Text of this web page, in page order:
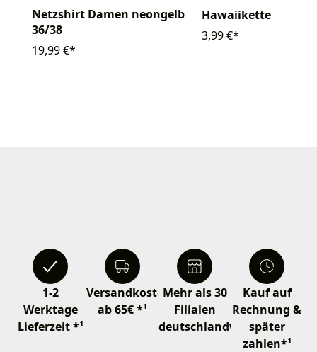
Netzshirt Damen neongelb
36/38
19,99 €*
Hawaiikette
3,99 €*
1-2
Werktage
Lieferzeit *¹
Versandkostenfrei
ab 65€ *¹
Mehr als 30
Filialen
deutschlandweit
Kauf auf
Rechnung &
später
zahlen*¹